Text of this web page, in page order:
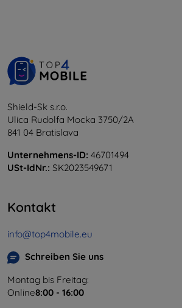
Shield-Sk s.r.o.
Ulica Rudolfa Mocka 3750/2A
841 04 Bratislava
Unternehmens-ID: 46701494
USt-IdNr.: SK2023549671
Kontakt
info@top4mobile.eu
Schreiben Sie uns
Montag bis Freitag:
Online8:00 - 16:00